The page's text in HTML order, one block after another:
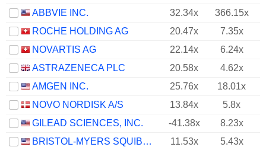
ABBVIE INC.
32.34x
366.15x
ROCHE HOLDING AG
20.47x
7.35x
NOVARTIS AG
22.14x
6.24x
ASTRAZENECA PLC
20.58x
4.62x
AMGEN INC.
25.76x
18.01x
NOVO NORDISK A/S
13.84x
5.8x
GILEAD SCIENCES, INC.
-41.38x
8.23x
BRISTOL-MYERS SQUIBB COMPANY
11.53x
5.43x